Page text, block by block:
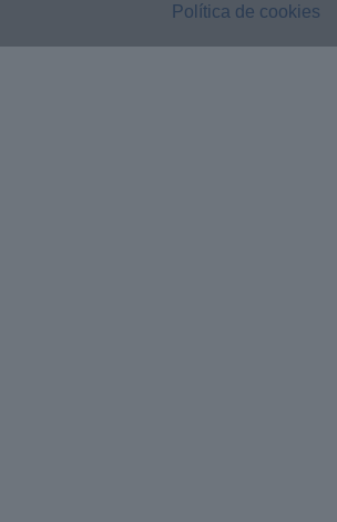
Política de cookies